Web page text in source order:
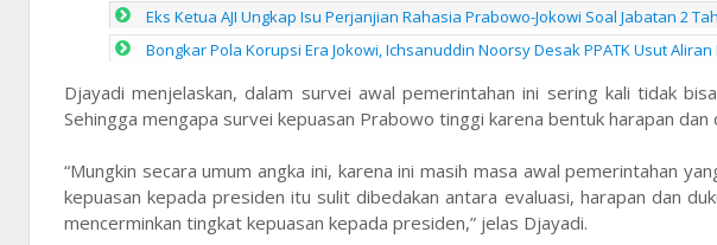
Eks Ketua AJI Ungkap Isu Perjanjian Rahasia Prabowo-Jokowi Soal Jabatan 2
Bongkar Pola Korupsi Era Jokowi, Ichsanuddin Noorsy Desak PPATK Usut Aliran
Djayadi menjelaskan, dalam survei awal pemerintahan ini sering kali tidak
Sehingga mengapa survei kepuasan Prabowo tinggi karena bentuk harapan
“Mungkin secara umum angka ini, karena ini masih masa awal pemerintahan
kepuasan kepada presiden itu sulit dibedakan antara evaluasi, harapan dan
mencerminkan tingkat kepuasan kepada presiden,” jelas Djayadi.